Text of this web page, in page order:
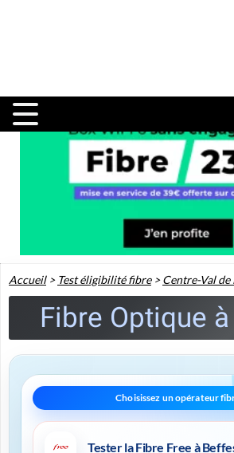
Accueil> Test éligibilité fibre>Centre-Val de
Fibre Optique
Tester la Fibre Free à